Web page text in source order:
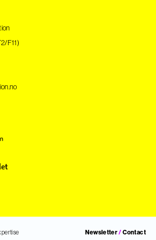
Newsletter/Contact
F11)